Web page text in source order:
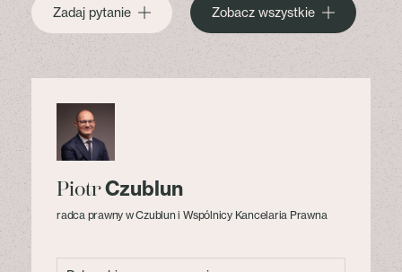
Zadaj pytanie Zobacz wszystkie
PiotrCzublun
radca prawny w Czublun i Wspólnicy Kancelaria Prawna